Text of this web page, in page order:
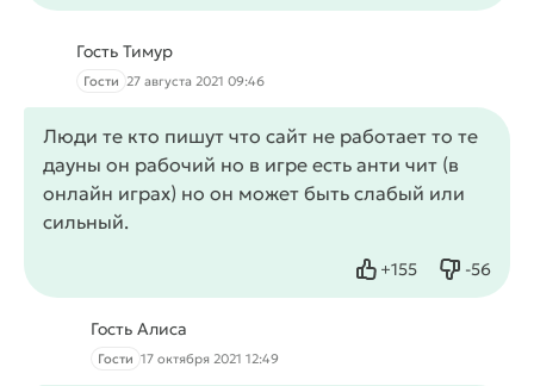
Гость Тимур
Гости 27 августа 2021 09:46
Люди те кто пишут что сайт не работает то те
дауны он рабочий но в игре есть анти чит (в
онлайн играх) но он может быть слабый или
сильный.
+155
Нравится -56
Не
Гость Алиса
Гости 17 октября 2021 12:49